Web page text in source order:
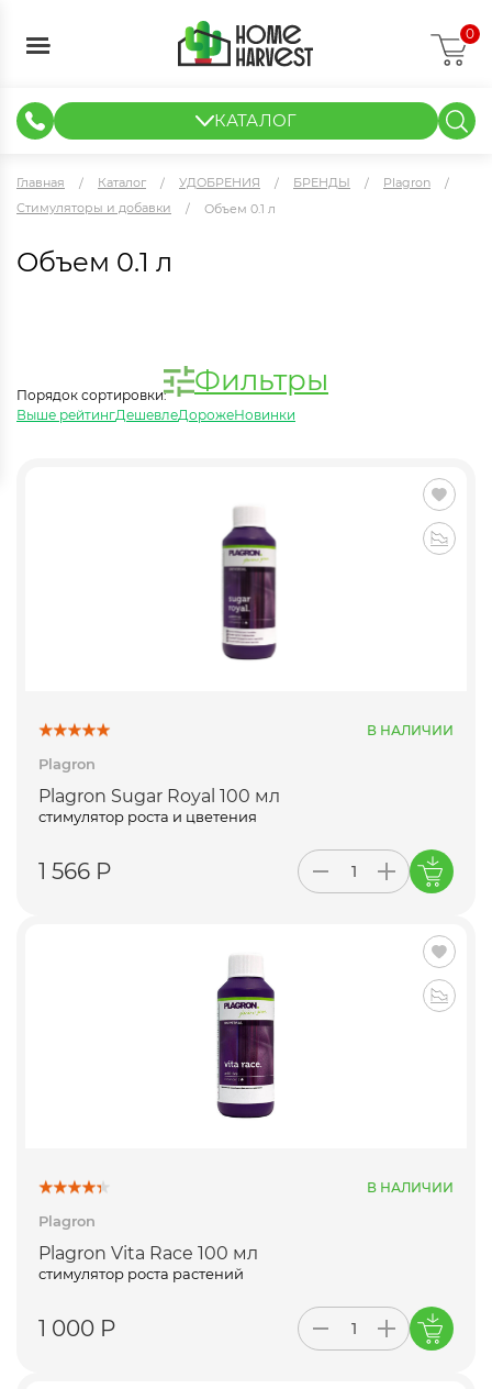
0
КАТАЛОГ
Главная Каталог УДОБРЕНИЯ БРЕНДЫ
Plagron
Стимуляторы и добавки
Объем 0.1 л
Объем 0.1 л
Фильтры
Порядок сортировки:
Выше рейтингДешевлеДорожеНовинки
В НАЛИЧИИ
Plagron
Plagron Sugar Royal 100 мл
стимулятор роста и цветения
1 566 Р
В НАЛИЧИИ
Plagron
Plagron Vita Race 100 мл
стимулятор роста растений
1 000 Р